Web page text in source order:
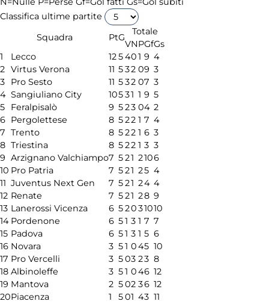
Classifica ultime partite
Squadra
PtG
Totale
VNPGfGs
1
Lecco 125401 9 4
2 Virtus Verona 11 532 09 3
3
Pro Sesto 11 532 07 3
4 Sangiuliano City 10531 1 9 5
5
Feralpisalò 9 523 04 2
6 Pergolettese 8 522 1 7 4
7 Trento 8 522 1 6 3
8 Triestina 8 522 1 3 3
9 Arzignano Valchiampo7 521 2106
10 Pro Patria 7 521 25 4
11 Juventus Next Gen 7 521 24 4
12 Renate 7 521 28 9
13 Lanerossi Vicenza 6 52031010
14 Pordenone 6 51 3 1 7 7
15 Padova 6 51 3 1 5 6
16 Novara 3 51 045 10
17 Pro Vercelli 3 503 23 8
18 Albinoleffe 3 51 046 12
19 Mantova 2 502 36 12
20Piacenza 1 501 43 11